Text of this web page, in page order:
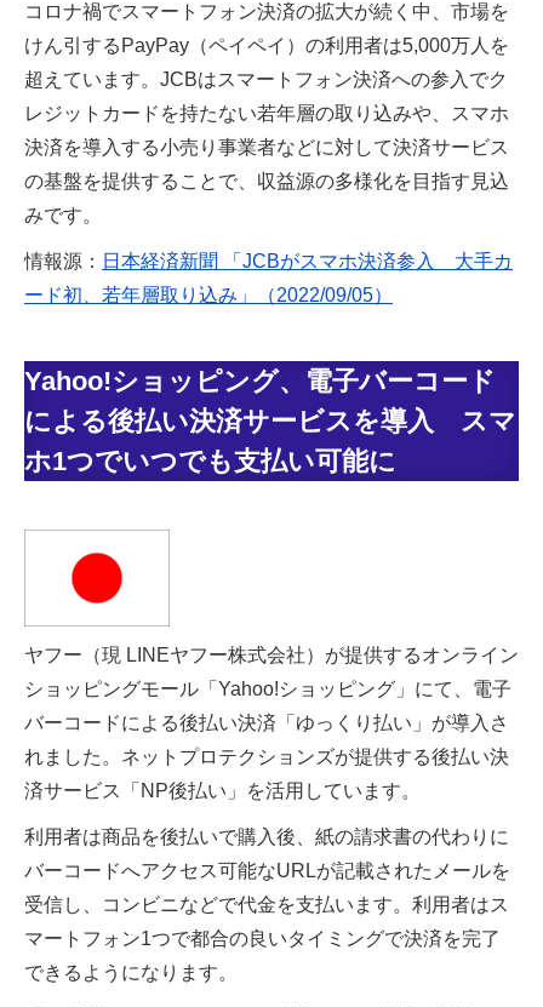
コロナ禍でスマートフォン決済の拡大が続く中、市場を
けん引するPayPay（ペイペイ）の利用者は5,000万人を
超えています。JCBはスマートフォン決済への参入でク
レジットカードを持たない若年層の取り込みや、スマホ
決済を導入する小売り事業者などに対して決済サービス
の基盤を提供することで、収益源の多様化を目指す見込
みです。
情報源： 日本経済新聞 「JCBがスマホ決済参入 大手カ
ード初、若年層取り込み」（2022/09/05）
Yahoo!ショッピング、電子バーコード
による後払い決済サービスを導入 スマ
ホ1つでいつでも支払い可能に
ヤフー（現 LINEヤフー株式会社）が提供するオンライン
ショッピングモール「Yahoo!ショッピング」にて、電子
バーコードによる後払い決済「ゆっくり払い」が導入さ
れました。ネットプロテクションズが提供する後払い決
済サービス「NP後払い」を活用しています。
利用者は商品を後払いで購入後、紙の請求書の代わりに
バーコードへアクセス可能なURLが記載されたメールを
受信し、コンビニなどで代金を支払います。利用者はス
マートフォン1つで都合の良いタイミングで決済を完了
できるようになります。